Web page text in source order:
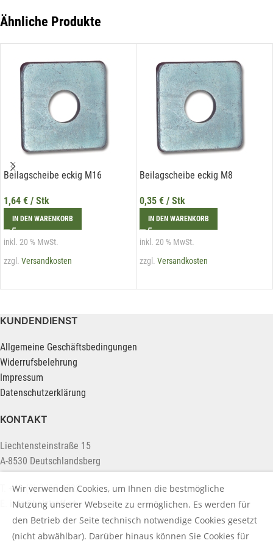
Ähnliche Produkte
Beilagscheibe eckig M16
1,64 € / Stk
IN DEN WARENKORB
inkl. 20 % MwSt.
zzgl. Versandkosten
Beilagscheibe eckig M8
0,35 € / Stk
IN DEN WARENKORB
inkl. 20 % MwSt.
zzgl. Versandkosten
KUNDENDIENST
Allgemeine Geschäftsbedingungen
Widerrufsbelehrung
Impressum
Datenschutzerklärung
KONTAKT
Liechtensteinstraße 15
A-8530 Deutschlandsberg
T. +43 (0) 3462 2222
info@holztreff.at
Wir verwenden Cookies, um Ihnen die bestmögliche
Nutzung unserer Webseite zu ermöglichen. Es werden für
den Betrieb der Seite technisch notwendige Cookies gesetzt
(nicht abwählbar). Darüber hinaus können Sie Cookies für